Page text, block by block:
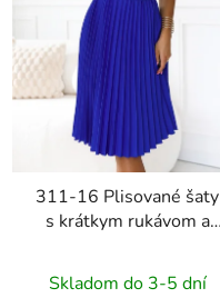
311-16 Plisované šaty
s krátkym rukávom a
Skladom do 3-5 dní